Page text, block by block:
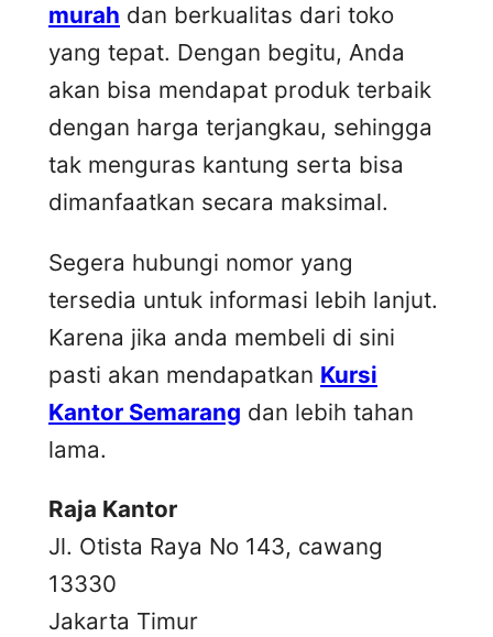
murah dan berkualitas dari toko
yang tepat. Dengan begitu, Anda
akan bisa mendapat produk terbaik
dengan harga terjangkau, sehingga
tak menguras kantung serta bisa
dimanfaatkan secara maksimal.
Segera hubungi nomor yang
tersedia untuk informasi lebih lanjut.
Karena jika anda membeli di sini
pasti akan mendapatkan Kursi
Kantor Semarang dan lebih tahan
lama.
Raja Kantor
Jl. Otista Raya No 143, cawang
13330
Jakarta Timur